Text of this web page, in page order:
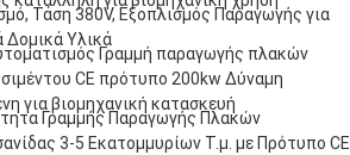
Τάση 380V, Εξοπλισμός Παραγωγής για
Δομικά Υλικά
Γραμμή παραγωγής πλακών
CE πρότυπο 200kw Δύναμη
για βιομηχανική κατασκευή
Γραμμής Παραγωγής Πλακών
3-5 Εκατομμυρίων Τ.μ. με Πρότυπο CE